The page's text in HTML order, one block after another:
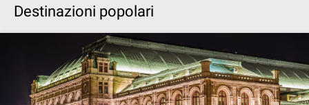
Destinazioni popolari